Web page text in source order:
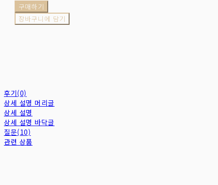
구매하기
장바구니에 담기
후기(0)
상세 설명 머리글
상세 설명
상세 설명 바닥글
질문(10)
관련 상품